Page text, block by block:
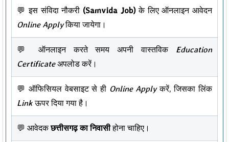
💬 इस संविदा नौकरी (Samvida Job)के लिए ऑनलाइन आवेदन
Online Applyकिया जायेगा।
💬 ऑनलाइन करते समय अपनी वास्तविक Education
Certificateअपलोड करें।
💬 ऑफिसियल वेबसाइट से ही Online Applyकरें, जिसका लिंक
Linkऊपर दिया गया है।
💬 आवेदकछत्तीसगढ़ का निवासीहोना चाहिए।